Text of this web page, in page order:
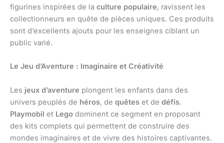
figurines inspirées de la culture populaire, ravissent les
collectionneurs en quête de pièces uniques. Ces produits
sont d’excellents ajouts pour les enseignes ciblant un
public varié.
Le Jeu d’Aventure : Imaginaire et Créativité
Les jeux d’aventure plongent les enfants dans des
univers peuplés de héros, de quêtes et de défis.
Playmobil et Lego dominent ce segment en proposant
des kits complets qui permettent de construire des
mondes imaginaires et de vivre des histoires captivantes.